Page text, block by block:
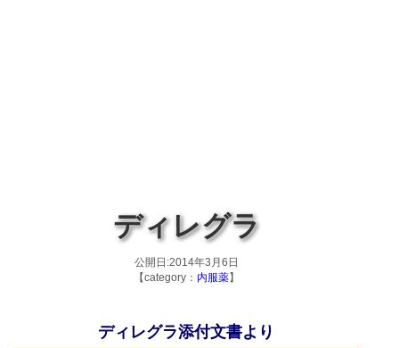
ディレグラ
公開日:2014年3月6日
【category： 内服薬】
ディレグラ添付文書より